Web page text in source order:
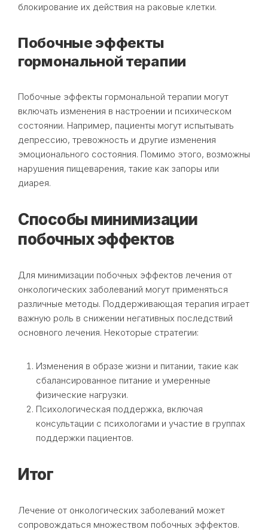
блокирование их действия на раковые клетки.
Побочные эффекты
гормональной терапии
Побочные эффекты гормональной терапии могут
включать изменения в настроении и психическом
состоянии. Например, пациенты могут испытывать
депрессию, тревожность и другие изменения
эмоционального состояния. Помимо этого, возможны
нарушения пищеварения, такие как запоры или
диарея.
Способы минимизации
побочных эффектов
Для минимизации побочных эффектов лечения от
онкологических заболеваний могут применяться
различные методы. Поддерживающая терапия играет
важную роль в снижении негативных последствий
основного лечения. Некоторые стратегии:
Изменения в образе жизни и питании, такие как
сбалансированное питание и умеренные
физические нагрузки.
Психологическая поддержка, включая
консультации с психологами и участие в группах
поддержки пациентов.
Итог
Лечение от онкологических заболеваний может
сопровождаться множеством побочных эффектов.